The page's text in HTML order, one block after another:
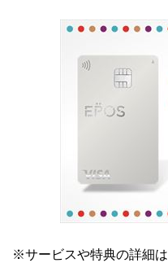
※サービスや特典の詳細は